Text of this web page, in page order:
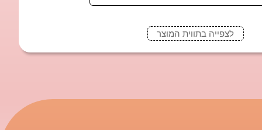
לצפייה בתווית המוצר